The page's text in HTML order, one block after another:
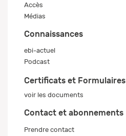
Accès
Médias
Connaissances
ebi-actuel
Podcast
Certificats et Formulaires
voir les documents
Contact et abonnements
Prendre contact